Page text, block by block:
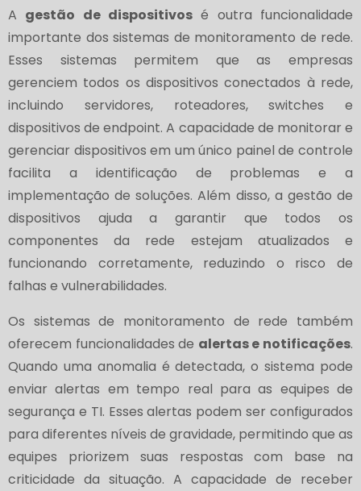
A gestão de dispositivos é outra funcionalidade
importante dos sistemas de monitoramento de rede.
Esses sistemas permitem que as empresas
gerenciem todos os dispositivos conectados à rede,
incluindo servidores, roteadores, switches e
dispositivos de endpoint. A capacidade de monitorar e
gerenciar dispositivos em um único painel de controle
facilita a identificação de problemas e a
implementação de soluções. Além disso, a gestão de
dispositivos ajuda a garantir que todos os
componentes da rede estejam atualizados e
funcionando corretamente, reduzindo o risco de
falhas e vulnerabilidades.
Os sistemas de monitoramento de rede também
oferecem funcionalidades de alertas e notificações.
Quando uma anomalia é detectada, o sistema pode
enviar alertas em tempo real para as equipes de
segurança e TI. Esses alertas podem ser configurados
para diferentes níveis de gravidade, permitindo que as
equipes priorizem suas respostas com base na
criticidade da situação. A capacidade de receber